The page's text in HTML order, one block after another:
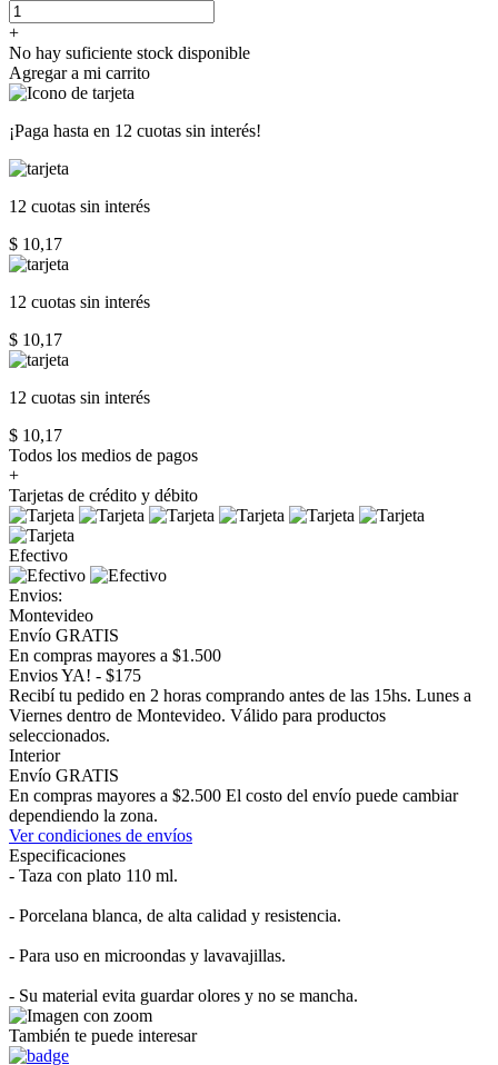
+
No hay suficiente stock disponible
Agregar a mi carrito
¡Paga hasta en 12 cuotas sin interés!
12 cuotas sin interés
$ 10,17
12 cuotas sin interés
$ 10,17
12 cuotas sin interés
$ 10,17
Todos los medios de pagos
+
Tarjetas de crédito y débito
Efectivo
Envios:
Montevideo
Envío GRATIS
En compras mayores a $1.500
Envios YA! - $175
Recibí tu pedido en 2 horas comprando antes de las 15hs. Lunes a
Viernes dentro de Montevideo. Válido para productos
seleccionados.
Interior
Envío GRATIS
En compras mayores a $2.500 El costo del envío puede cambiar
dependiendo la zona.
Ver condiciones de envíos
Especificaciones
- Taza con plato 110 ml.
- Porcelana blanca, de alta calidad y resistencia.
- Para uso en microondas y lavavajillas.
- Su material evita guardar olores y no se mancha.
También te puede interesar